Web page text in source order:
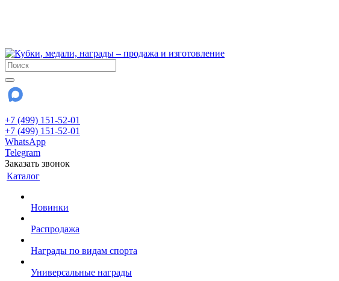
+7 (499) 151-52-01
+7 (499) 151-52-01
WhatsApp
Telegram
Заказать звонок
Каталог
Новинки
Распродажа
Награды по видам спорта
Универсальные награды